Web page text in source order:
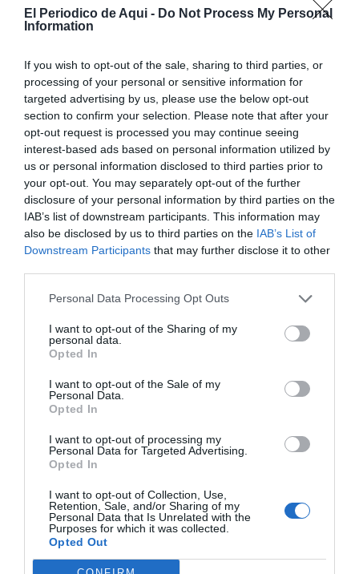
El Periodico de Aqui - Do Not Process My Personal
Information
If you wish to opt-out of the sale, sharing to third parties, or
processing of your personal or sensitive information for
targeted advertising by us, please use the below opt-out
section to confirm your selection. Please note that after your
opt-out request is processed you may continue seeing
interest-based ads based on personal information utilized by
us or personal information disclosed to third parties prior to
your opt-out. You may separately opt-out of the further
disclosure of your personal information by third parties on the
IAB’s list of downstream participants. This information may
also be disclosed by us to third parties on the IAB’s List of
Downstream Participants that may further disclose it to other
Personal Data Processing Opt Outs
I want to opt-out of the Sharing of my
personal data.
Opted In
I want to opt-out of the Sale of my
Personal Data.
Opted In
I want to opt-out of processing my
Personal Data for Targeted Advertising.
Opted In
I want to opt-out of Collection, Use,
Retention, Sale, and/or Sharing of my
Personal Data that Is Unrelated with the
Purposes for which it was collected.
Opted Out
Durant la seua estada, l’equip ha estat gravant vídeos i
recollint testimonis de veïns i veïnes, així com
documentant lavida quotidianadel municipi i els
projectes que s’hi desenvolupen.
Cerdà té actualment l’objectiu d’arribar als 400
habitants, una fita important per al creixement i la
consolidació del poble. En este context, la visita
s’emmarca dins dels esforços del municipi per donar
visibilitat al seu entorn i atraure nova població
interessada en lavida rural
A més, el projecte ha atorgat a Cerdà el reconeixement
“Pueblo Ideal”, una distinció simbòlica que
compromís amb el desenvolupament local, la lluita
contra la despoblació i la promoció de projectes de